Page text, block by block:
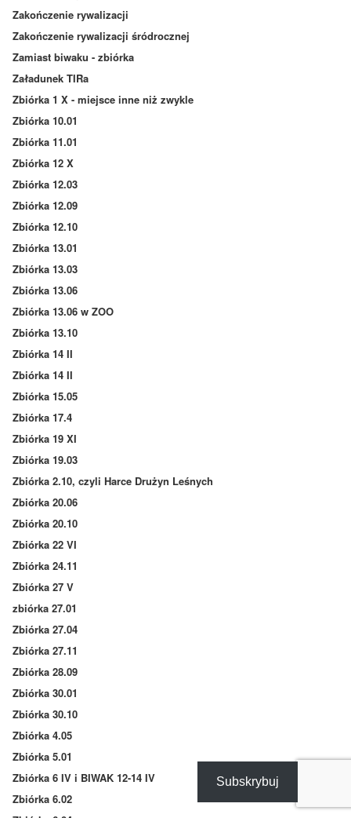
Zakończenie rywalizacji
Zakończenie rywalizacji śródrocznej
Zamiast biwaku - zbiórka
Załadunek TIRa
Zbiórka 1 X - miejsce inne niż zwykle
Zbiórka 10.01
Zbiórka 11.01
Zbiórka 12 X
Zbiórka 12.03
Zbiórka 12.09
Zbiórka 12.10
Zbiórka 13.01
Zbiórka 13.03
Zbiórka 13.06
Zbiórka 13.06 w ZOO
Zbiórka 13.10
Zbiórka 14 II
Zbiórka 14 II
Zbiórka 15.05
Zbiórka 17.4
Zbiórka 19 XI
Zbiórka 19.03
Zbiórka 2.10, czyli Harce Drużyn Leśnych
Zbiórka 20.06
Zbiórka 20.10
Zbiórka 22 VI
Zbiórka 24.11
Zbiórka 27 V
zbiórka 27.01
Zbiórka 27.04
Zbiórka 27.11
Zbiórka 28.09
Zbiórka 30.01
Zbiórka 30.10
Zbiórka 4.05
Zbiórka 5.01
Zbiórka 6 IV i BIWAK 12-14 IV
Zbiórka 6.02
Subskrybuj